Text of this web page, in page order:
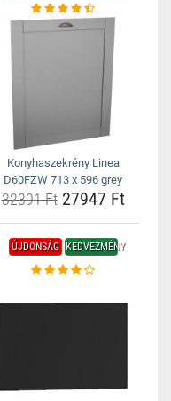
Konyhaszekrény Linea
D60FZW 713 x 596 grey
32391 Ft27947 Ft
ÚJDONSÁG KEDVEZMÉNY